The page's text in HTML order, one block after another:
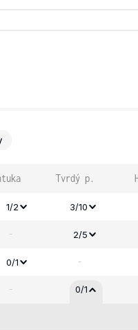
Tvrdý p.
1/2 3/10
- 2/5
0/1 -
- 0/1